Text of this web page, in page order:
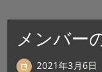
メンバー
2021年3月6日